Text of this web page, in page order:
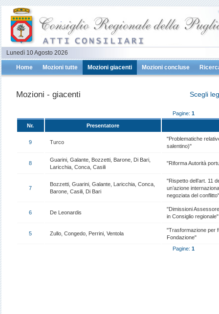
Lunedì 10 Agosto 2026
Home Mozioni tutte Mozioni giacenti Mozioni concluse
Scegli
Mozioni - giacenti
Pagine: 1
Nr. Presentatore
9 Turco
"Problematiche
salentino)"
8
Guarini, Galante, Bozzetti, Barone, Di Bari,
Laricchia, Conca, Casili
"Riforma Autorità
7
Bozzetti, Guarini, Galante, Laricchia, Conca,
Barone, Casili, Di Bari
"Rispetto dell’art. 11
un’azione
negoziata del conflitto"
6 De Leonardis
"Dimissioni
in Consiglio regionale"
5 Zullo, Congedo, Perrini, Ventola
"Trasformazione per
Fondazione"
Pagine: 1